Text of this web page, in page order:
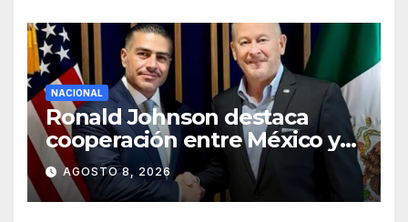
NACIONAL
Ronald Johnson destaca
cooperación entre México y
EU para la seguridad en
región aguacatera de
Michoacán
AGOSTO 8, 2026